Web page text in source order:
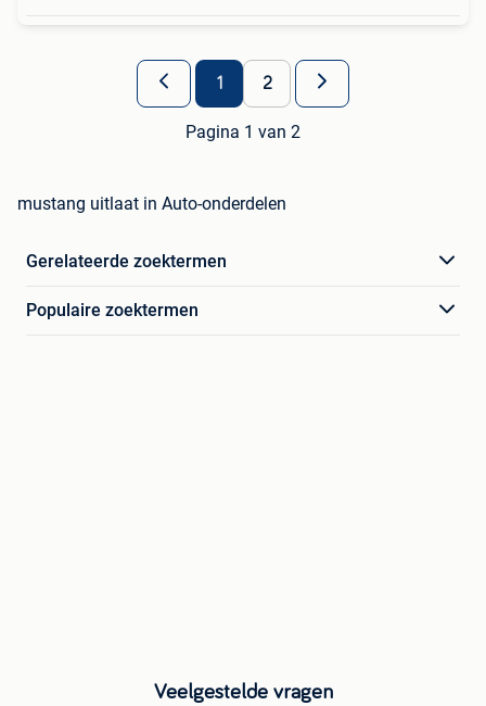
1 2
Pagina 1 van 2
mustang uitlaat in Auto-onderdelen
Gerelateerde zoektermen
Populaire zoektermen
Veelgestelde vragen